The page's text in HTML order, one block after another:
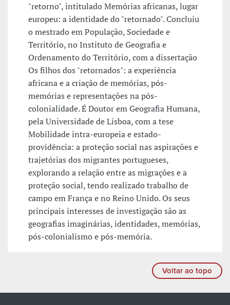
"retorno", intitulado Memórias africanas, lugar
europeu: a identidade do "retornado". Concluiu
o mestrado em População, Sociedade e
Território, no Instituto de Geografia e
Ordenamento do Território, com a dissertação
Os filhos dos "retornados": a experiência
africana e a criação de memórias, pós-
memórias e representações na pós-
colonialidade. É Doutor em Geografia Humana,
pela Universidade de Lisboa, com a tese
Mobilidade intra-europeia e estado-
providência: a proteção social nas aspirações e
trajetórias dos migrantes portugueses,
explorando a relação entre as migrações e a
proteção social, tendo realizado trabalho de
campo em França e no Reino Unido. Os seus
principais interesses de investigação são as
geografias imaginárias, identidades, memórias,
pós-colonialismo e pós-memória.
Voltar ao topo